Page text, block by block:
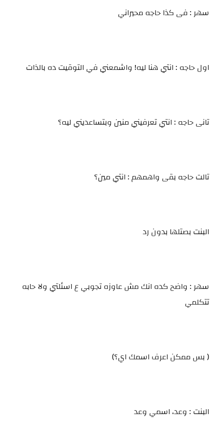
سهر : فى كذا حاجه محيراني
اول حاجه : انتي هنا ليه! واشمعني في التوقيت ده بالذات
تانى حاجه : انتي تعرفيني منين وبتساعديني ليه؟
تالت حاجه بقى واهمهم : انتي مين؟
البنت بصتلها بدون رد
سهر : واضح كده انك مش عاوزه تجوبي ع اسئلتي ولا حابه
تتكلمي
( بس ممكن اعرف اسمك اي؟)
البنت : وعد، اسمي وعد